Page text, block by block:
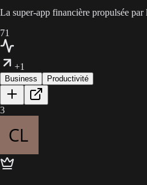
La super-app financière propulsée
71
+1
Business Productivité
3